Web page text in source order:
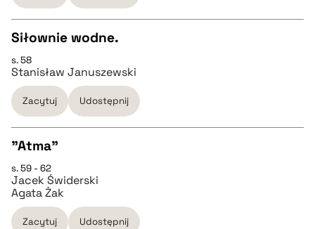
CZYSTY TEKST
pobierz cytat
BIBTEX
pobierz cytat
Siłownie wodne.
s. 58
Stanisław Januszewski
Zacytuj Udostępnij
CZYSTY TEKST
pobierz cytat
"Atma"
s. 59 - 62
Jacek Świderski
Agata Żak
Zacytuj Udostępnij